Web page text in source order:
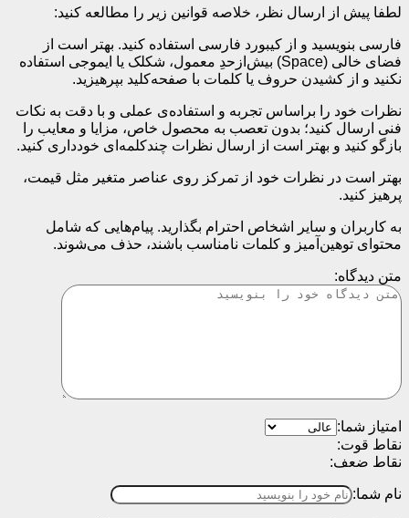
لطفا پیش از ارسال نظر، خلاصه قوانین زیر را مطالعه کنید:
فارسی بنویسید و از کیبورد فارسی استفاده کنید. بهتر است از
فضای خالی (Space) بیش‌از‌حدِ معمول، شکلک یا ایموجی استفاده
نکنید و از کشیدن حروف یا کلمات با صفحه‌کلید بپرهیزید.
نظرات خود را براساس تجربه و استفاده‌ی عملی و با دقت به نکات
فنی ارسال کنید؛ بدون تعصب به محصول خاص، مزایا و معایب را
بازگو کنید و بهتر است از ارسال نظرات چندکلمه‌‌ای خودداری کنید.
بهتر است در نظرات خود از تمرکز روی عناصر متغیر مثل قیمت،
پرهیز کنید.
به کاربران و سایر اشخاص احترام بگذارید. پیام‌هایی که شامل
محتوای توهین‌آمیز و کلمات نامناسب باشند، حذف می‌شوند.
متن دیدگاه:
امتیاز شما:
نقاط قوت:
نقاط ضعف:
نام شما: